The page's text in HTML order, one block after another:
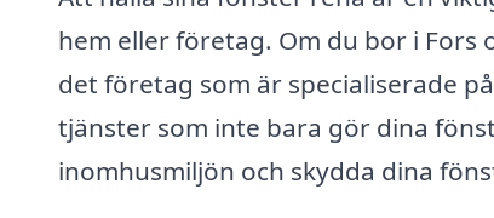
hem eller företag. Om du bor i
det företag som är specialiserade
tjänster som inte bara gör dina
inomhusmiljön och skydda dina